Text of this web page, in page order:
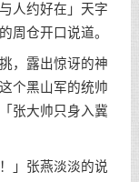
人约好在」天字
周仓开口说道。
，露出惊讶的神
个黑山军的统帅
张大帅只身入冀
」张燕淡淡的说